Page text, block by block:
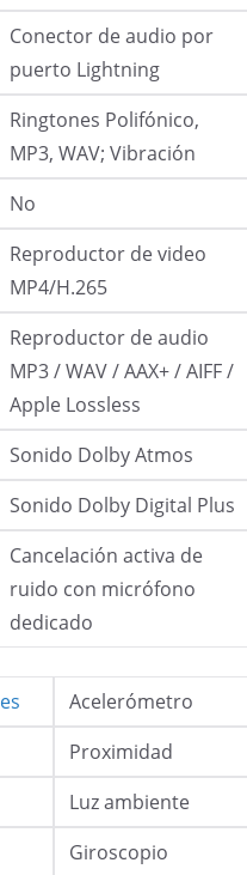
Conector de audio por
puerto Lightning
Ringtones Polifónico,
MP3, WAV; Vibración
No
Reproductor de video
MP4/H.265
Reproductor de audio
MP3 / WAV / AAX+ / AIFF /
Apple Lossless
Sonido Dolby Atmos
Sonido Dolby Digital Plus
Cancelación activa de
ruido con micrófono
dedicado
Acelerómetro
Proximidad
Luz ambiente
Giroscopio